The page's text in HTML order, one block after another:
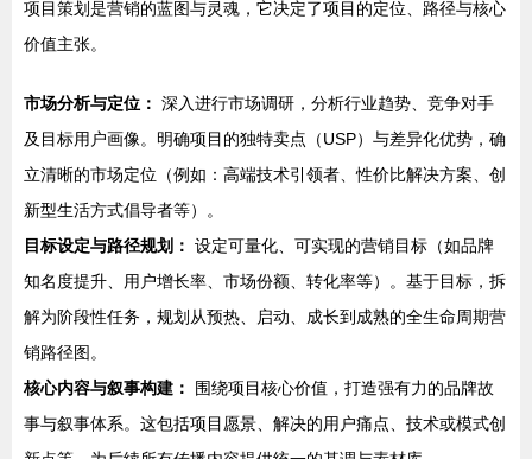
项目策划是营销的蓝图与灵魂，它决定了项目的定位、路径与核心
价值主张。
市场分析与定位： 深入进行市场调研，分析行业趋势、竞争对手
及目标用户画像。明确项目的独特卖点（USP）与差异化优势，确
立清晰的市场定位（例如：高端技术引领者、性价比解决方案、创
新型生活方式倡导者等）。
目标设定与路径规划： 设定可量化、可实现的营销目标（如品牌
知名度提升、用户增长率、市场份额、转化率等）。基于目标，拆
解为阶段性任务，规划从预热、启动、成长到成熟的全生命周期营
销路径图。
核心内容与叙事构建：
围绕项目核心价值，打造强有力的品牌故
事与叙事体系。这包括项目愿景、解决的用户痛点、技术或模式创